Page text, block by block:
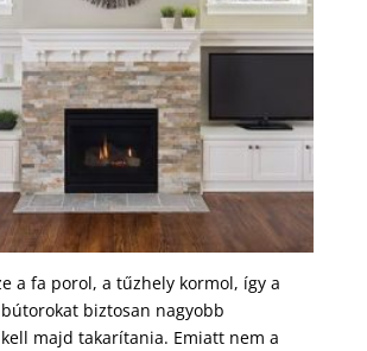
a fa porol, a tűzhely kormol, így a
biztosan nagyobb
majd takarítania. Emiatt nem a